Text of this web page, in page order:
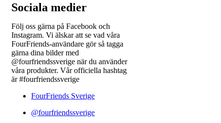
Sociala medier
Följ oss gärna på Facebook och
Instagram. Vi älskar att se vad våra
FourFriends-användare gör så tagga
gärna dina bilder med
@fourfriendssverige när du använder
våra produkter. Vår officiella hashtag
är #fourfriendssverige
FourFriends Sverige
@fourfriendssverige